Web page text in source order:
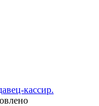
кассир.